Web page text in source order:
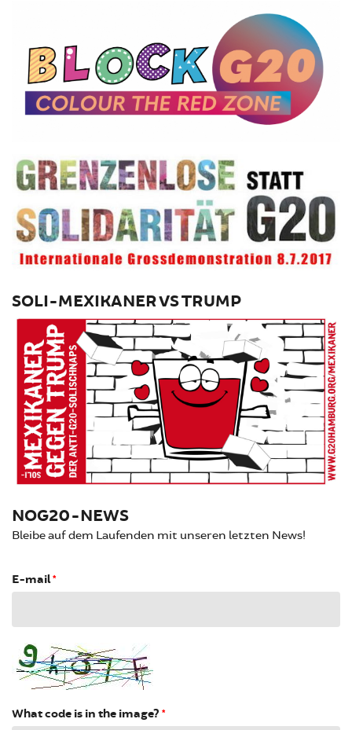
SOLI-MEXIKANER VS TRUMP
NOG20-NEWS
Bleibe auf dem Laufenden mit unseren letzten News!
E-mail*
What code is in the image? *